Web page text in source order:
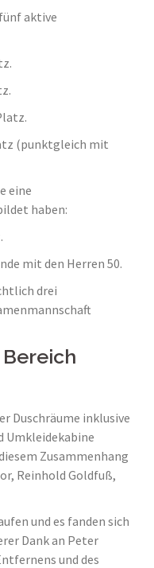
aktive
(punktgleich mit
eine
haben:
mit den Herren 50.
drei
Duschräume inklusive
Umkleidekabine
Zusammenhang
Reinhold Goldfuß,
und es fanden sich
Dank an Peter
und des